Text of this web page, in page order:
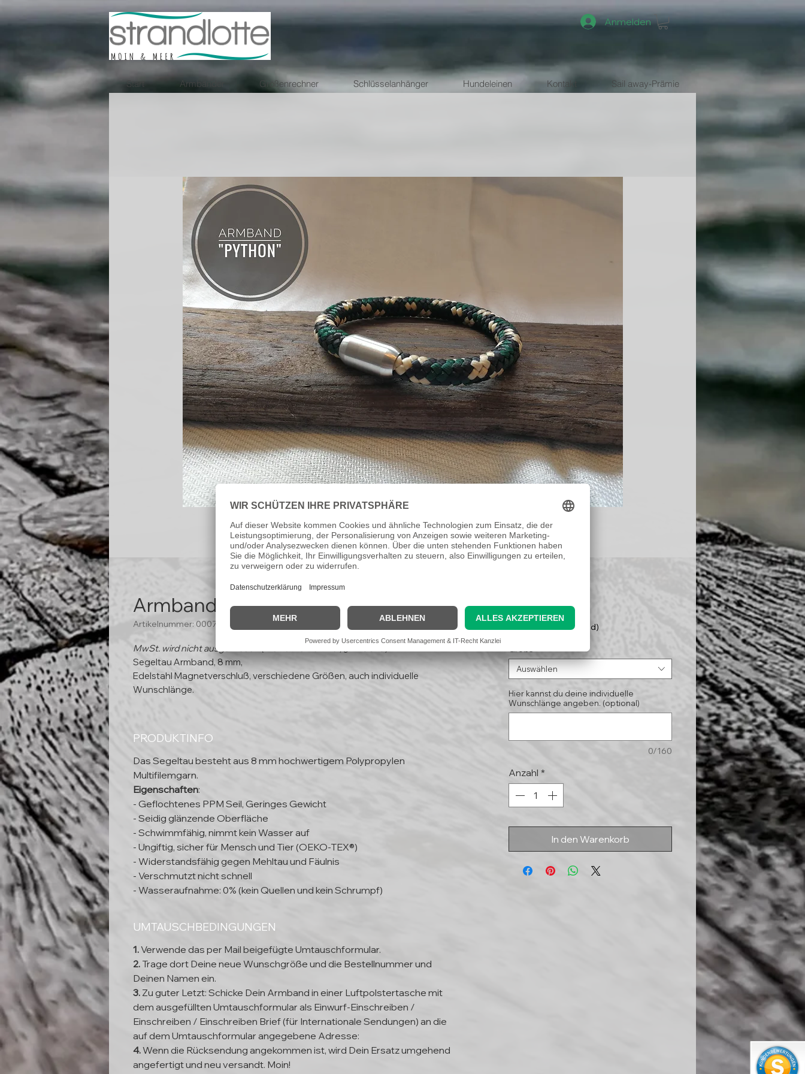
Anmelden
Start Armbänder Größenrechner Schlüsselanhänger Hundeleinen Kontakt Sail away-Prämie
Armband "Python"
Artikelnummer: 00075
MwSt. wird nicht ausgewiesen (Kleinunternehmer, § 19 UStG)
Segeltau Armband, 8 mm,
Edelstahl Magnetverschluß, verschiedene Größen, auch individuelle
Wunschlänge.
PRODUKTINFO
Das Segeltau besteht aus 8 mm hochwertigem Polypropylen
Multifilemgarn.
Eigenschaften:
- Geflochtenes PPM Seil, Geringes Gewicht
- Seidig glänzende Oberfläche
- Schwimmfähig, nimmt kein Wasser auf
- Ungiftig, sicher für Mensch und Tier (OEKO-TEX®)
- Widerstandsfähig gegen Mehltau und Fäulnis
- Verschmutzt nicht schnell
- Wasseraufnahme: 0% (kein Quellen und kein Schrumpf)
UMTAUSCHBEDINGUNGEN
1.Verwende das per Mail beigefügte Umtauschformular.
2. Trage dort Deine neue Wunschgröße und die Bestellnummer und
Deinen Namen ein.
3. Zu guter Letzt: Schicke Dein Armband in einer Luftpolstertasche mit
dem ausgefüllten Umtauschformular als Einwurf-Einschreiben /
Einschreiben / Einschreiben Brief (für Internationale Sendungen) an die
auf dem Umtauschformular angegebene Adresse:
4.Wenn die Rücksendung angekommen ist, wird Dein Ersatz umgehend
angefertigt und neu versandt. Moin!
11,95 €Preis
(Kostenloser Versand)
Auswählen
Hier kannst du deine individuelle
Wunschlänge angeben. (optional)
0/160
Anzahl *
In den Warenkorb